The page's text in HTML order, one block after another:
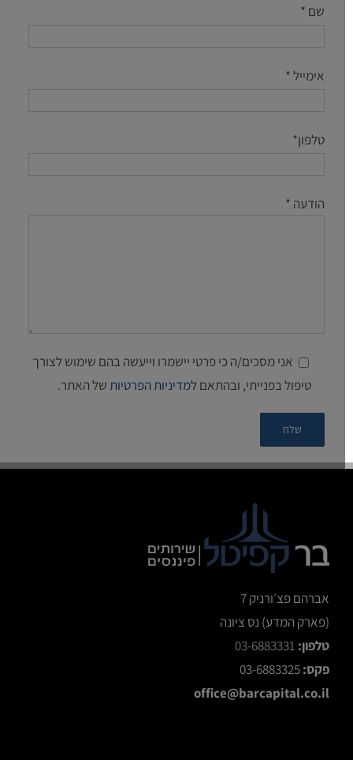
שם *
אימייל *
טלפון*
הודעה *
אני מסכים/ה כי פרטי יישמרו וייעשה בהם שימוש לצורך
טיפול בפנייתי, ובהתאםלמדיניות הפרטיותשל האתר.
אברהם פצ׳ורניק 7
(פארק המדע) נס ציונה
טלפון:03-6883331
פקס:03-6883325
office@barcapital.co.il